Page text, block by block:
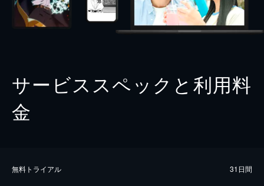
サービススペックと利用料
金
無料トライアル 31日間